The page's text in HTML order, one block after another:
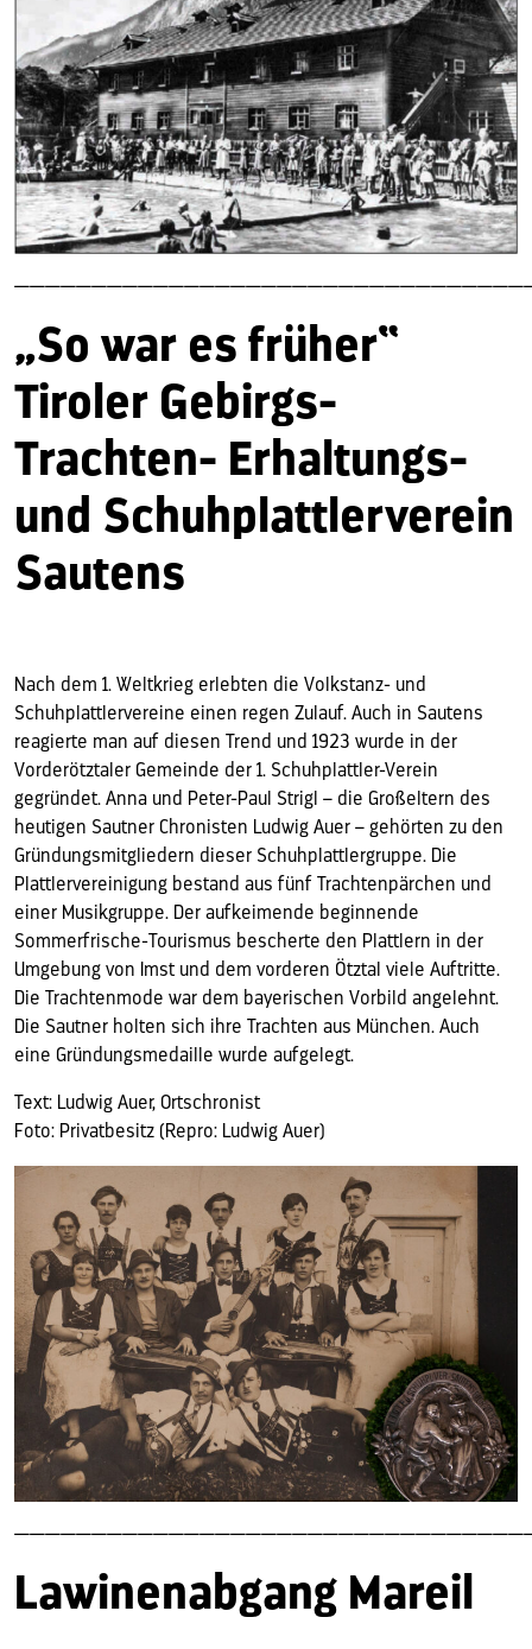
„So war es früher“
Tiroler Gebirgs-
Trachten- Erhaltungs-
und Schuhplattlerverein
Sautens
Nach dem 1. Weltkrieg erlebten die Volkstanz- und
Schuhplattlervereine einen regen Zulauf. Auch in Sautens
reagierte man auf diesen Trend und 1923 wurde in der
Vorderötztaler Gemeinde der 1. Schuhplattler-Verein
gegründet. Anna und Peter-Paul Strigl – die Großeltern des
heutigen Sautner Chronisten Ludwig Auer – gehörten zu den
Gründungsmitgliedern dieser Schuhplattlergruppe. Die
Plattlervereinigung bestand aus fünf Trachtenpärchen und
einer Musikgruppe. Der aufkeimende beginnende
Sommerfrische-Tourismus bescherte den Plattlern in der
Umgebung von Imst und dem vorderen Ötztal viele Auftritte.
Die Trachtenmode war dem bayerischen Vorbild angelehnt.
Die Sautner holten sich ihre Trachten aus München. Auch
eine Gründungsmedaille wurde aufgelegt.
Text: Ludwig Auer, Ortschronist
Foto: Privatbesitz (Repro: Ludwig Auer)
Lawinenabgang Mareil